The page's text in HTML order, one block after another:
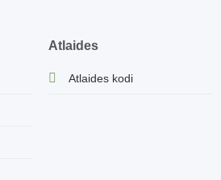
Atlaides
Atlaides kodi